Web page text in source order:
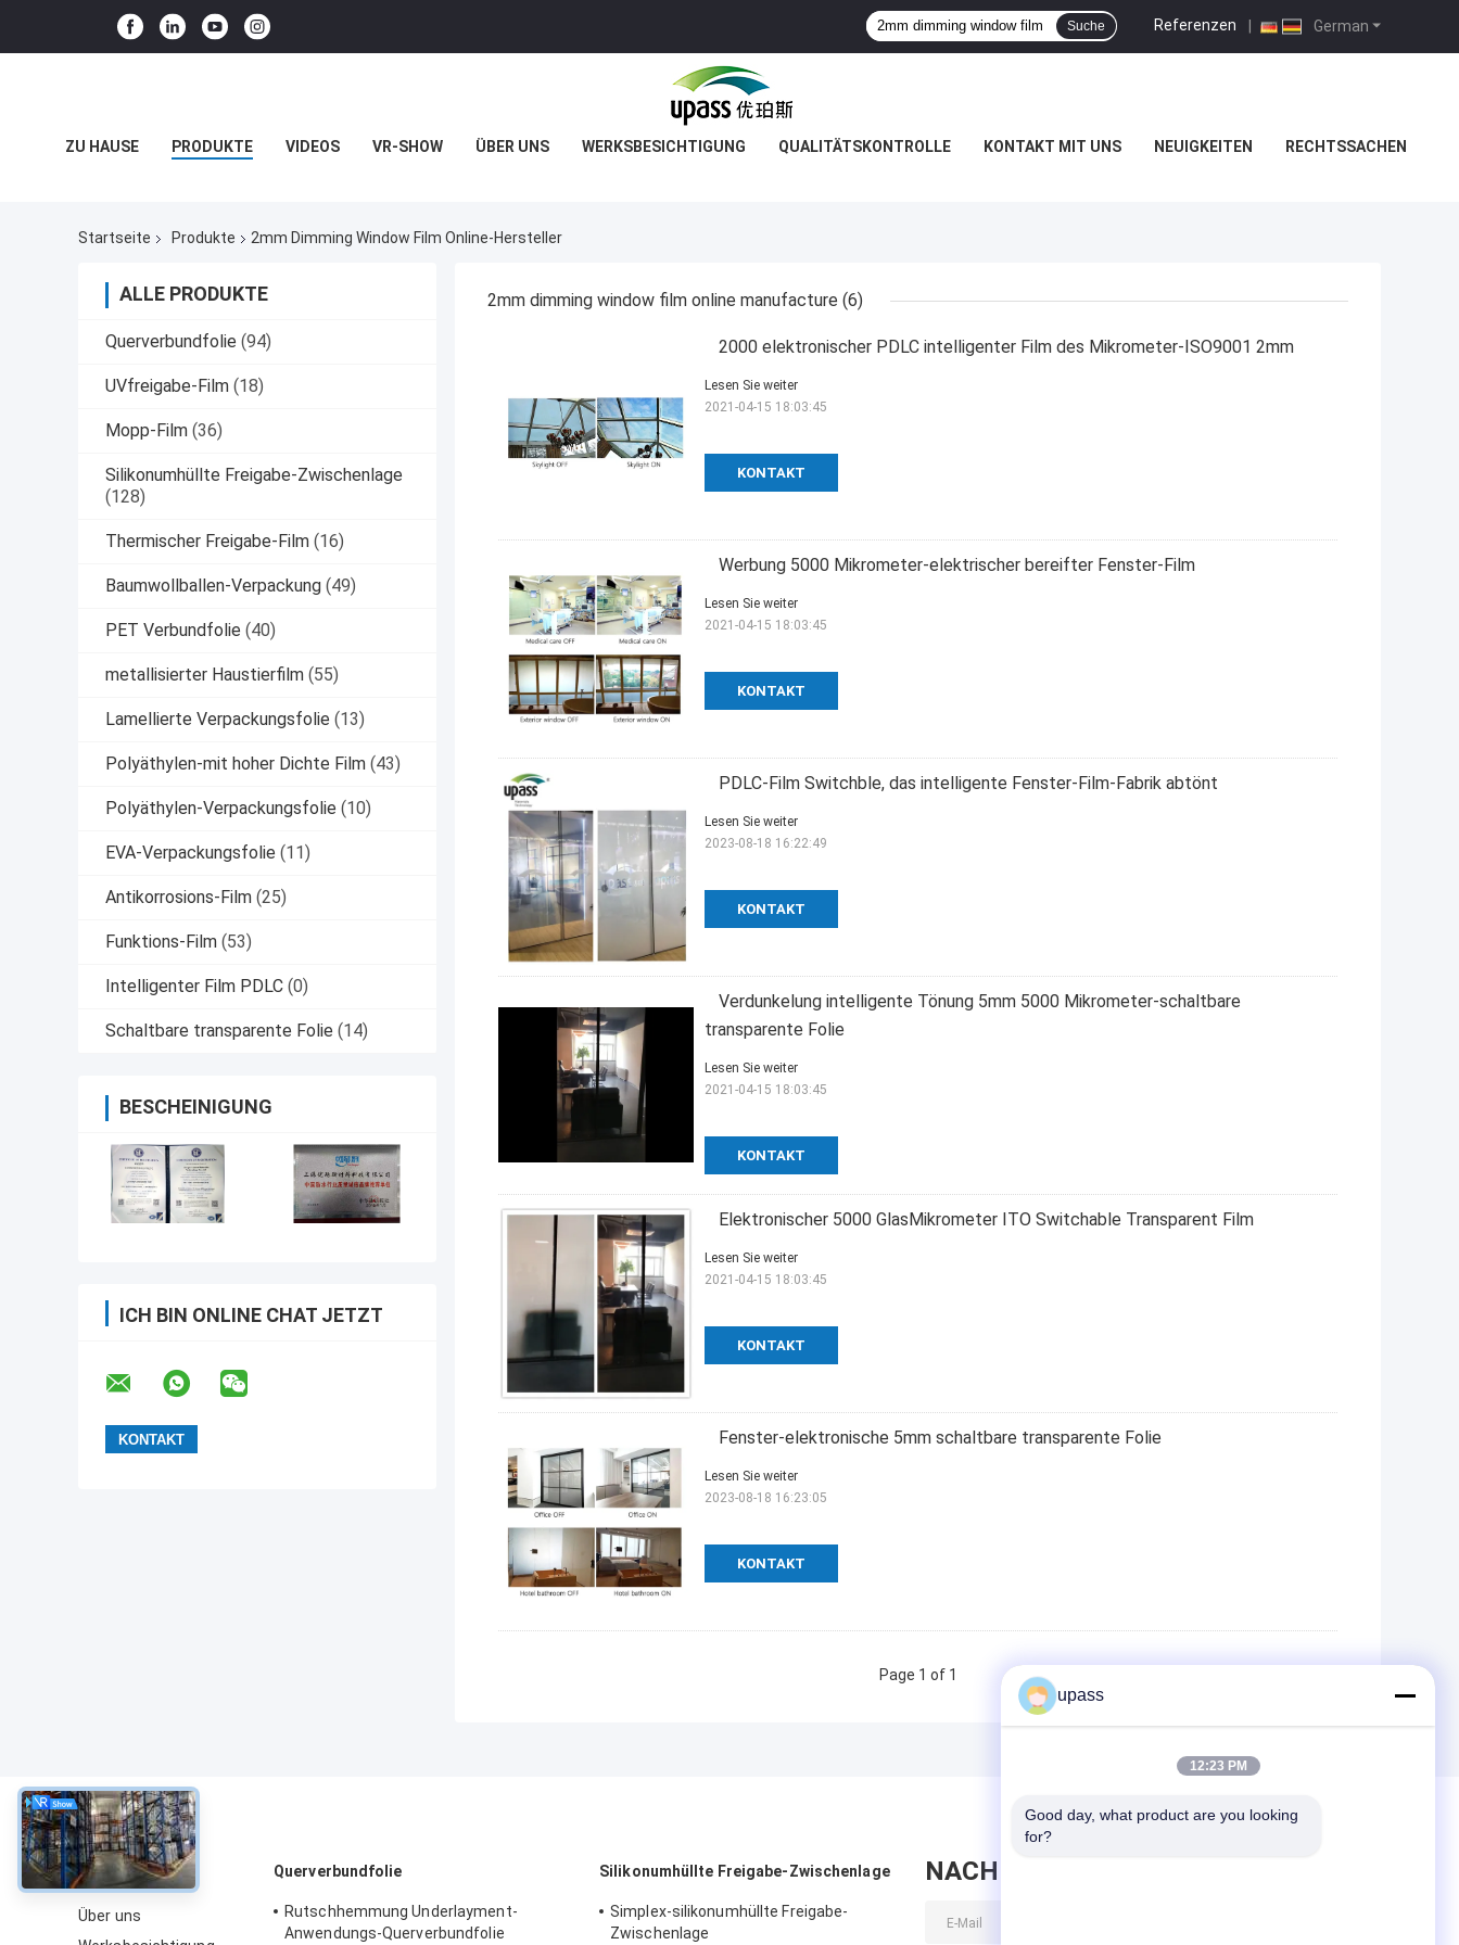
German
Referenzen |
Suche
ZU HAUSE PRODUKTE VIDEOS VR-SHOW ÜBER UNS WERKSBESICHTIGUNG QUALITÄTSKONTROLLE KONTAKT MIT UNS NEUIGKEITEN RECHTSSACHEN
Startseite Produkte 2mm Dimming Window Film Online-Hersteller
ALLE PRODUKTE
Querverbundfolie (94)
UVfreigabe-Film (18)
Mopp-Film (36)
Silikonumhüllte Freigabe-Zwischenlage
(128)
Thermischer Freigabe-Film (16)
Baumwollballen-Verpackung (49)
PET Verbundfolie (40)
metallisierter Haustierfilm (55)
Lamellierte Verpackungsfolie (13)
Polyäthylen-mit hoher Dichte Film (43)
Polyäthylen-Verpackungsfolie (10)
EVA-Verpackungsfolie (11)
Antikorrosions-Film (25)
Funktions-Film (53)
Intelligenter Film PDLC (0)
Schaltbare transparente Folie (14)
BESCHEINIGUNG
ICH BIN ONLINE CHAT JETZT
2mm dimming window film online manufacture (6)
2000 elektronischer PDLC intelligenter Film des Mikrometer-ISO9001 2mm
KONTAKT
Lesen Sie weiter
2021-04-15 18:03:45
Werbung 5000 Mikrometer-elektrischer bereifter Fenster-Film
KONTAKT
Lesen Sie weiter
2021-04-15 18:03:45
PDLC-Film Switchble, das intelligente Fenster-Film-Fabrik abtönt
KONTAKT
Lesen Sie weiter
2023-08-18 16:22:49
Verdunkelung intelligente Tönung 5mm 5000 Mikrometer-schaltbare
transparente Folie
KONTAKT
Lesen Sie weiter
2021-04-15 18:03:45
Elektronischer 5000 GlasMikrometer ITO Switchable Transparent Film
KONTAKT
Lesen Sie weiter
2021-04-15 18:03:45
Fenster-elektronische 5mm schaltbare transparente Folie
KONTAKT
Lesen Sie weiter
2023-08-18 16:23:05
Page 1 of 1
über
Über uns
Querverbundfolie
Rutschhemmung Underlayment-
Anwendungs-Querverbundfolie
Silikonumhüllte Freigabe-Zwischenlage
Simplex-silikonumhüllte Freigabe-
Zwischenlage
NACHRICHT HINTERLASSEN
upass
12:23 PM
Good day, what product are you looking
for?